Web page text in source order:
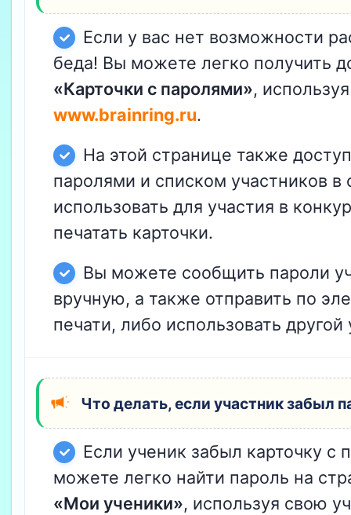
Если у вас нет возможности
беда! Вы можете легко получить
«Карточки с паролями»,
www.brainring.ru.
На этой странице также
паролями и списком участников
использовать для участия в
печатать карточки.
Вы можете сообщить пароли
вручную, а также отправить по
печати, либо использовать
Что делать, если участник забыл
Если ученик забыл карточку
можете легко найти пароль на
«Мои ученики», используя свою